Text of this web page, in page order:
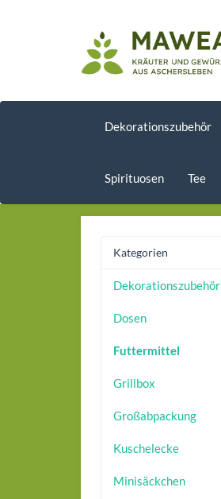
Dekorationszubehör
Spirituosen Tee
Kategorien
Dekorationszubehör
Dosen
Futtermittel
Grillbox
Großabpackung
Kuschelecke
Minisäckchen